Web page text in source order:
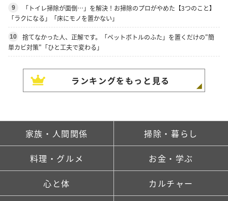
9
「トイレ掃除が面倒…」を解決！お掃除のプロがやめた【3つのこと】
「ラクになる」「床にモノを置かない」
10
捨てなかった人、正解です。「ペットボトルのふた」を置くだけの"簡
単カビ対策"「ひと工夫で変わる」
ランキングをもっと見る
家族・人間関係 掃除・暮らし
料理・グルメ お金・学ぶ
心と体 カルチャー